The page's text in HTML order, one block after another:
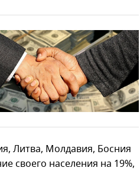
Литва, Молдавия, Босния
своего населения на 19%,